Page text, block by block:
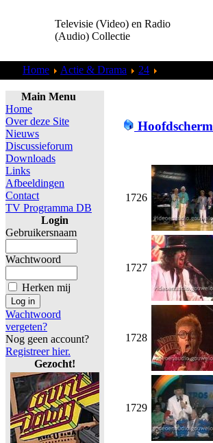
Televisie (Video) en Radio
(Audio) Collectie
Home Actie & Drama 24
Main Menu
Home
Over deze Site
Nieuws
Discussieforum
Downloads
Links
Afbeeldingen
Contact
TV Programma DB
Login
Gebruikersnaam
Wachtwoord
Herken mij
Wachtwoord
vergeten?
Nog geen account?
Registreer hier.
Gezocht!
Hoofdscherm
1726
1727
1728
1729